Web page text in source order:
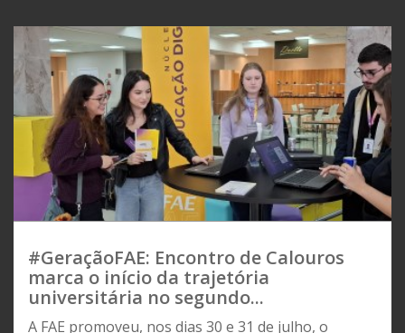
#GeraçãoFAE: Encontro de Calouros
marca o início da trajetória
universitária no segundo...
A FAE promoveu, nos dias 30 e 31 de julho, o